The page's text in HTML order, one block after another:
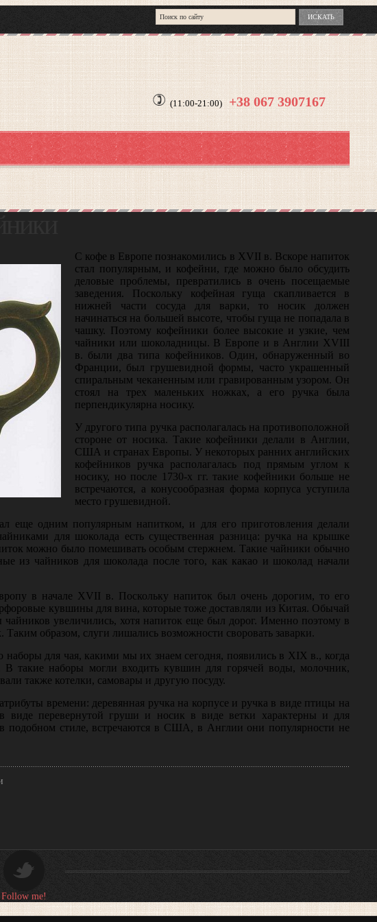
(11:00-21:00)+38 067 3907167
С кофе в Европе познакомились в XVII в. Вскоре напиток
стал по­пулярным, и кофейни, где можно было обсудить
деловые проблемы, превратились в очень посещаемые
заведения. По­скольку кофейная гуща скапливается в
нижней части сосуда для варки, то носик должен
начинаться на большей высоте, чтобы гуща не попадала в
чашку. Поэтому кофейники более высокие и узкие, чем
чайники или шоколадницы. В Европе и в Англии XVIII
в. бы­ли два типа кофейников. Один, обнаруженный во
Франции, был грушевидной формы, часто украшенный
спиральным чека­ненным или гравированным узором. Он
стоял на трех маленьких ножках, а его руч­ка была
перпендикулярна носику.
У другого типа ручка располагалась на противоположной
стороне от носика. Такие кофейники делали в Англии,
США и странах Европы. У некоторых ранних английских
кофейников ручка располагалась под прямым уг­лом к
носику, но после 1730-х гг. такие кофейники больше не
встречаются, а конусообразная форма корпуса уступила
место грушевидной.
одним популярным напитком, и для его приготовления делали
для шоколада есть существенная разница: ручка на крышке
можно было помешивать особым стержнем. Такие чайники обычно
из чайников для шоколада после того, как какао и шоколад начали
в начале XVII в. Поскольку напиток был очень дорогим, то его
кувшины для вина, которые тоже доставляли из Китая. Обычай
увеличились, хотя напиток еще был дорог. Именно поэтому в
образом, слуги лишались возможности своровать заварки.
для чая, какими мы их знаем сегодня, появились в XIX в., когда
такие наборы могли входить кувшин для горячей воды, молочник,
также котелки, самовары и другую посуду.
времени: деревянная ручка на корпусе и ручка в виде птицы на
перевернутой груши и носик в виде ветки характерны и для
стиле, встречаются в США, в Англии они популярности не
Follow me!